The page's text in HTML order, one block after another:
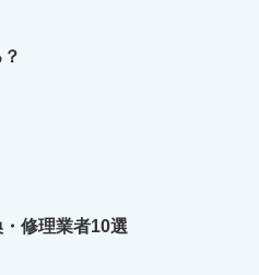
修理業者10選